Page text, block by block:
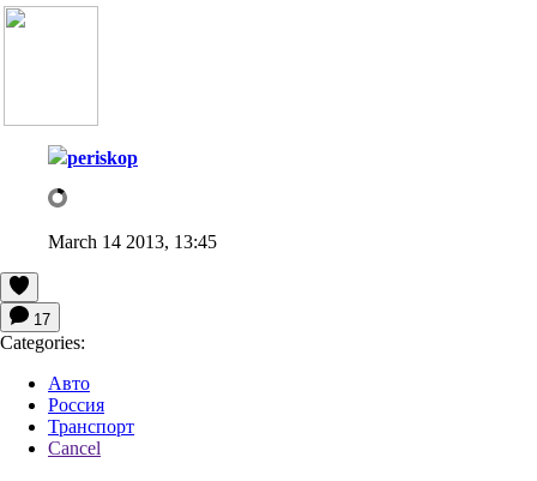
periskop
March 14 2013, 13:45
17
Categories:
Авто
Россия
Транспорт
Cancel